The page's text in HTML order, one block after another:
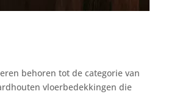
behoren tot de categorie van
vloerbedekkingen die